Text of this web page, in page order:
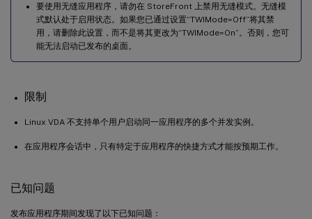
要使用无缝应用程序，请勿在 StoreFront 上禁用无缝模式。无缝模
式默认处于启用状态。如果您已通过设置“TWIMode=Off”将其禁
用，请删除此设置，而不是将其更改为“TWIMode=On”。否则，您可
能无法启动已发布的桌面。
限制
Linux VDA 不支持单个用户启动同一应用程序的多个并发实例。
在应用程序会话中，只有特定于应用程序的快捷方式才能按预期工作。
已知问题
发布应用程序期间发现了以下已知问题：